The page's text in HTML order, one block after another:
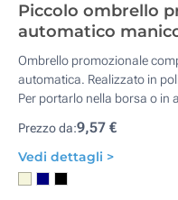
Piccolo ombrello
automatico
Ombrello promozionale
automatica. Realizzato in
Per portarlo nella borsa o in
Prezzo da:9,57 €
Vedi dettagli >